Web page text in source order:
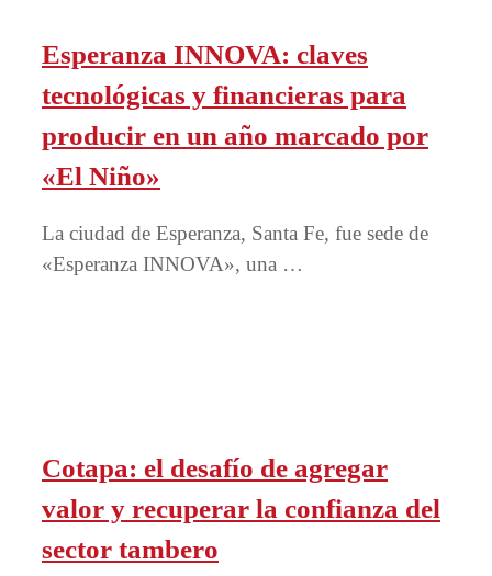
Esperanza INNOVA: claves
tecnológicas y financieras para
producir en un año marcado por
«El Niño»
La ciudad de Esperanza, Santa Fe, fue sede de
«Esperanza INNOVA», una …
Cotapa: el desafío de agregar
valor y recuperar la confianza del
sector tambero